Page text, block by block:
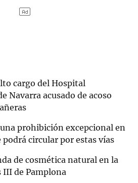
cargo del Hospital
Navarra acusado de acoso
prohibición excepcional en
podrá circular por estas vías
de cosmética natural en la
III de Pamplona